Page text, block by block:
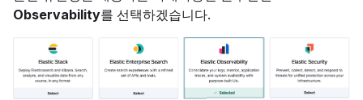
Observability를 선택하겠습니다.